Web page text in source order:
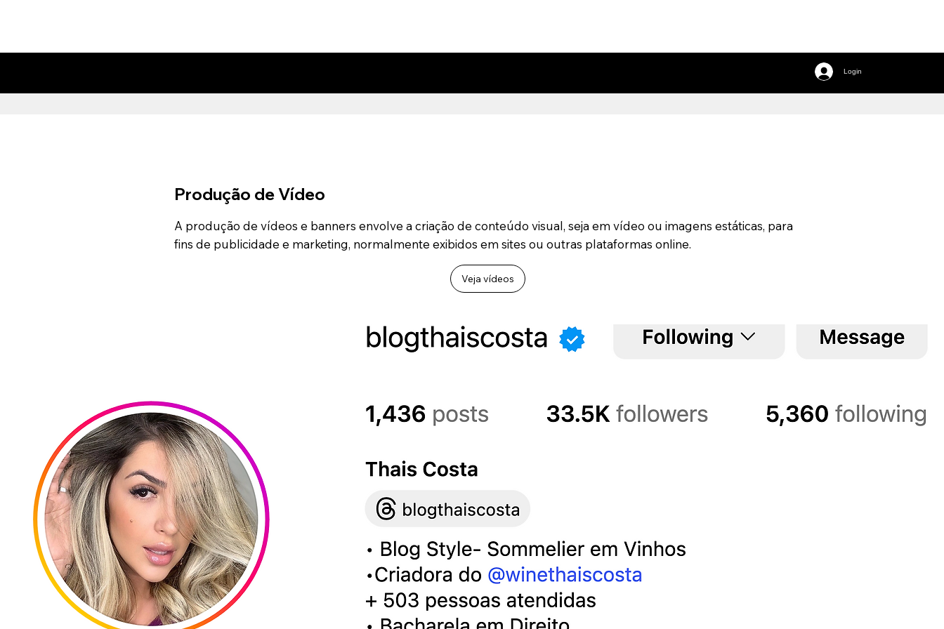
Login
Produção de Vídeo
A produção de vídeos e banners envolve a criação de conteúdo visual, seja em vídeo ou imagens estáticas, para
fins de publicidade e marketing, normalmente exibidos em sites ou outras plataformas online.
Veja vídeos